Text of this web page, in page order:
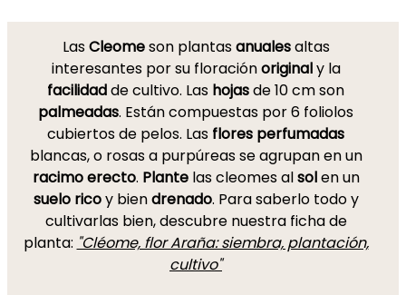
LasCleomeson plantasanualesaltas
interesantes por su floraciónoriginaly la
facilidadde cultivo. Las hojasde 10 cm son
palmeadas. Están compuestas por 6 foliolos
cubiertos de pelos. Las flores perfumadas
blancas, o rosas a purpúreas se agrupan en un
racimo erecto. Plantelas cleomes alsolen un
suelo ricoy biendrenado. Para saberlo todo y
cultivarlas bien, descubre nuestra ficha de
planta: "Cléome, flor Araña: siembra, plantación,
cultivo"